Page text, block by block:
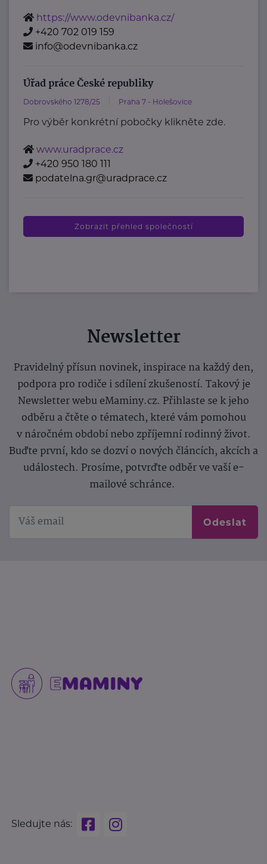
https://www.odevnibanka.cz/
+420 702 019 159
info@odevnibanka.cz
Úřad práce České republiky
Dobrovského 1278/25 Praha 7 - Holešovice
Pro výběr konkrétní pobočky klikněte zde.
www.uradprace.cz
+420 950 180 111
podatelna.gr@uradprace.cz
Zobrazit přehled společností
Newsletter
Pravidelný přísun novinek, inspirace na každý den,
podpora pro rodiče i sdílení zkušeností. Takový je
Newsletter webu eMaminy.cz. Přihlaste se k jeho
odběru a čtěte o tématech, které vám pomohou
v náročném období nebo zpříjemní rodinný život.
Buďte první, kdo se dozví o nových článcích, akcích a
událostech. Prosíme, potvrďte odběr ve vaší e-
mailové schránce.
Odeslat
Sledujte nás: